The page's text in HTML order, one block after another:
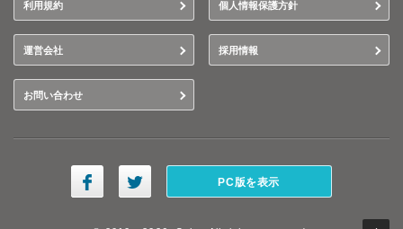
利用規約 個人情報保護方針
運営会社 採用情報
お問い合わせ
PC版を表示